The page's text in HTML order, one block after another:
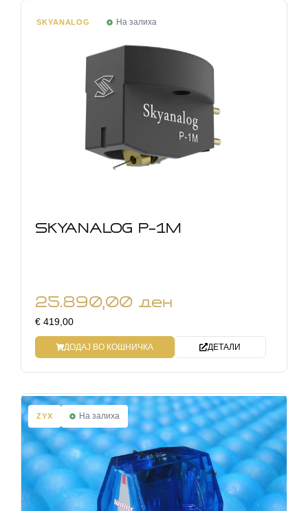
SKYANALOG На залиха
SKYANALOG P-1M
25.890,00 ден
€ 419,00
ДОДАЈ ВО КОШНИЧКА ДЕТАЛИ
ZYX На залиха